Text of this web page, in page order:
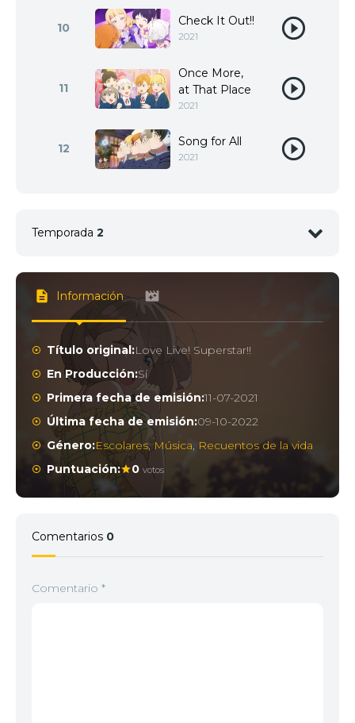
10 Check It Out!!
2021
11
Once More,
at That Place
2021
12 Song for All
2021
Temporada 2
1 <img src="//image.tmdb.org/t/p/w92/
2 <img src="//image.tmdb.org/t/p/w92/
3 <img src="//image.tmdb.org/t/p/w92/
<img src="//image.tmdb.org/t/p/w92/
Información
Título original:Love Live! Superstar!!
En Producción:Sí
Primera fecha de emisión:11-07-2021
Última fecha de emisión:09-10-2022
Género:Escolares,Música, Recuentos de la vida
Puntuación:
0 votos
Comentarios 0
Comentario *